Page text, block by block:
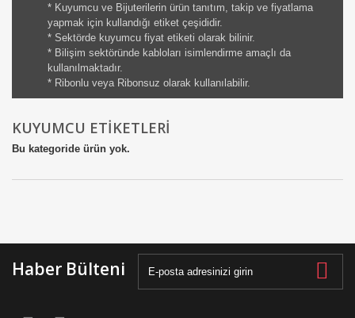
* Kuyumcu ve Bijuterilerin ürün tanıtım, takip ve fiyatlama
yapmak için kullandığı etiket çeşididir.
* Sektörde kuyumcu fiyat etiketi olarak bilinir.
* Bilişim sektöründe kabloları isimlendirme amaçlı da
kullanılmaktadır.
* Ribonlu veya Ribonsuz olarak kullanılabilir.
KUYUMCU ETİKETLERİ
Bu kategoride ürün yok.
Haber Bülteni